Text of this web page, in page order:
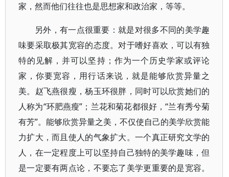
家，然而他们往往也是思想家和政治家，等等。
另外，有一点很重要：就是对很多不同的美学趣
味要采取极其宽容的态度。对于嗜好喜欢，可以有独
特的见解，并可以坚持；作为一个历史学家或评论
家，你要宽容，用行话来说，就是能够欣赏异量之
美。赵飞燕很瘦，杨玉环很胖，同时可以欣赏她们的
人称为“环肥燕瘦”；兰花和菊花都很好，“兰有秀兮菊
有芳”。能够欣赏异量之美，不仅使自己的美学欣赏能
力扩大，而且使人的气象扩大。一个真正研究文学的
人，在一定程度上可以坚持自己独特的美学趣味，但
是一定要有两点论，不要忘了美学更重要的是宽容。